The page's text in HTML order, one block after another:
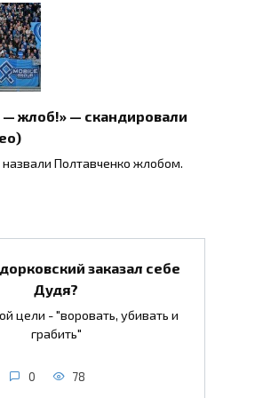
— жлоб!» — скандировали
Полтавченко жлобом.
заказал себе
Дудя?
цели - "воровать, убивать и
грабить"
0 78